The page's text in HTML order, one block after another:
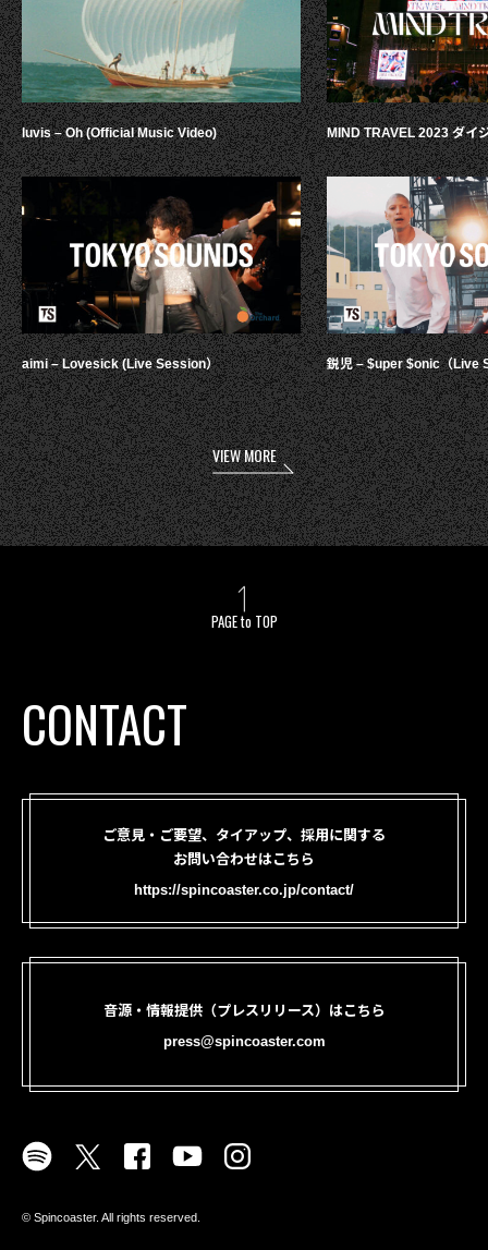
luvis – Oh (Official Music Video)
aimi – Lovesick (Live Session）
MIND TRAVEL 2023 ダイ
鋭児 – $uper $onic（Live
VIEW MORE
PAGE to TOP
CONTACT
ご意見・ご要望、タイアップ、採用に関する
お問い合わせはこちら
https://spincoaster.co.jp/contact/
音源・情報提供（プレスリリース）はこちら
press@spincoaster.com
©︎ Spincoaster. All rights reserved.